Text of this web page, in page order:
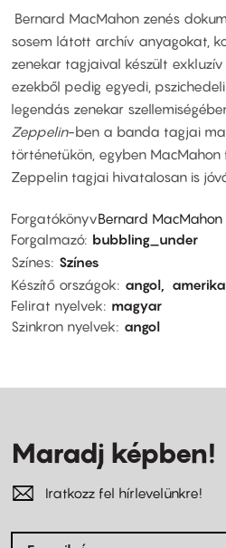
Bernard MacMahon zenés
sosem látott archív anyagokat,
zenekar tagjaival készült
ezekből pedig egyedi,
legendás zenekar
Zeppelin-ben a banda tagjai
történetükön, egyben
Zeppelin tagjai hivatalosan is
ForgatókönyvBernard
Forgalmazó bubbling_under
Színes Színes
Készítő országok
angol
Felirat nyelvek
magyar
Szinkron nyelvek
angol
Maradj képben!
Iratkozz fel hírlevelünkre!